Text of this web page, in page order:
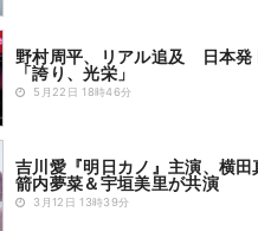
野村周平、リアル追及 日本発
「誇り、光栄」
5月22日 18時46分
吉川愛『明日カノ』主演、横田
箭内夢菜＆宇垣美里が共演
3月12日 13時39分